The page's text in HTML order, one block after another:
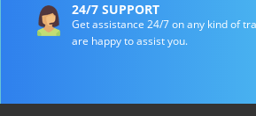
24/7 SUPPORT
Get assistance 24/7 on any kind of
are happy to assist you.